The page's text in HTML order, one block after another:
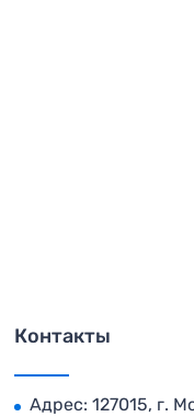
Контакты
Адрес: 127015, г.